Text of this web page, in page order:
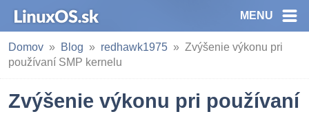
MENU
Domov Blog redhawk1975
Zvýšenie výkonu pri
používaní SMP kernelu
Zvýšenie výkonu pri používaní